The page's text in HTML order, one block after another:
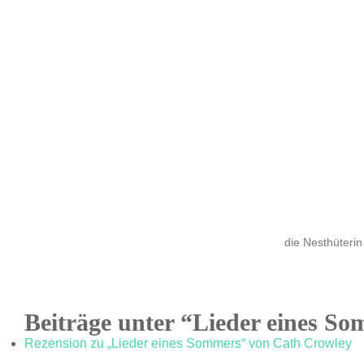
die Nesthüterin
Beiträge unter “Lieder eines
Rezension zu „Lieder eines Sommers“ von Cath Crowley